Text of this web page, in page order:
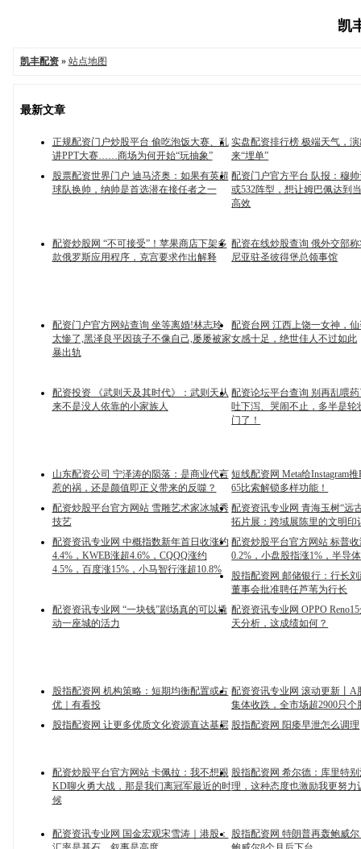
凯
凯丰配资» 站点地图
最新文章
正规配资门户炒股平台 偷吃泡饭大赛、乱
讲PPT大赛……商场为何开始“玩抽象”
实盘配资排行榜 极端天气，演
来“埋单”
股票配资世界门户 迪马济奥：如果有英超
球队换帅，纳帅是首选潜在接任者之一
配资门户官方平台 队报：穆帅
或532阵型，想让姆巴佩达到
高效
配资炒股网 “不可接受”！苹果商店下架多
款俄罗斯应用程序，克宫要求作出解释
配资在线炒股查询 俄外交部
尼亚驻圣彼得堡总领事馆
配资门户官方网站查询 坐等离婚!林志玲
太惨了,黑泽良平因孩子不像自己,屡屡被家
暴出轨
配资台网 江西上饶一女神，
女感十足，绝世佳人不过如此
配资投资 《武则天及其时代》：武则天从
来不是没人依靠的小家族人
配资论坛平台查询 别再乱喂
吐下泻、哭闹不止，多半是轮
门了！
山东配资公司 宁泽涛的陨落：是商业代言
惹的祸，还是颜值即正义带来的反噬？
短线配资网 Meta给Instagram
65比索解锁多样功能！
配资炒股平台官方网站 雪雕艺术家冰城秀
技艺
配资资讯专业网 青海玉树“远
拓片展：跨域展陈里的文明印
配资资讯专业网 中概指数新年首日收涨约
4.4%，KWEB涨超4.6%，CQQQ涨约
4.5%，百度涨15%，小马智行涨超10.8%
配资炒股平台官方网站 标普
0.2%，小盘股指涨1%，半导
股指配资网 邮储银行：行长
董事会批准聘任芦苇为行长
配资资讯专业网 “一块钱”剧场真的可以撬
动一座城的活力
配资资讯专业网 OPPO
天分析，这成绩如何？
股指配资网 机构策略：短期均衡配置或占
优｜有看投
配资资讯专业网 滚动更新丨A
集体收跌，全市场超2900只个
股指配资网 让更多优质文化资源直达基层 股指配资网 阳痿早泄怎么调理
配资炒股平台官方网站 卡佩拉：我不想跟
KD聊火勇大战，那是我们离冠军最近的时
候
股指配资网 希尔德：库里特
理，这种态度也激励我更努力
配资资讯专业网 国金宏观宋雪涛｜港股：
股指配资网 特朗普再轰鲍威